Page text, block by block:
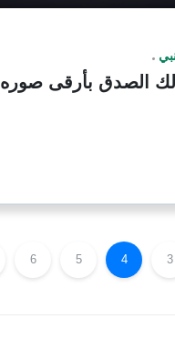
الصدق بأرقى صوره
3
4
5
6